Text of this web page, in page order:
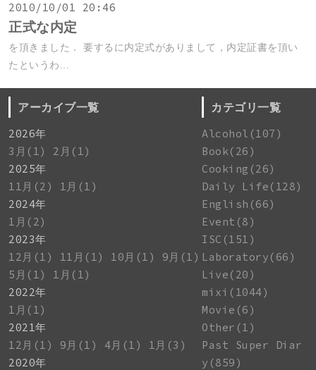
2010/10/01 20:46
正式な内定
を頂きました． 要するに内定式がありまして，内定証書を頂い
たというわ...
アーカイブ一覧
2026年
3月(1)
2月(1)
2025年
11月(2)
1月(1)
2024年
1月(2)
2023年
12月(1)
11月(1) 10月(1)
9月(1)
5月(1)
1月(1)
2022年
1月(1)
2021年
12月(1)
9月(1) 4月(1)
1月(3)
2020年
カテゴリ一覧
Alcohol(107)
Book(26)
Cooking(26)
Daily Life(128)
English(66)
Event(8)
ISC(151)
Laboratory(66)
Live(20)
mixi(1044)
Movie(6)
Other(1)
Past Super Diar
y(859)